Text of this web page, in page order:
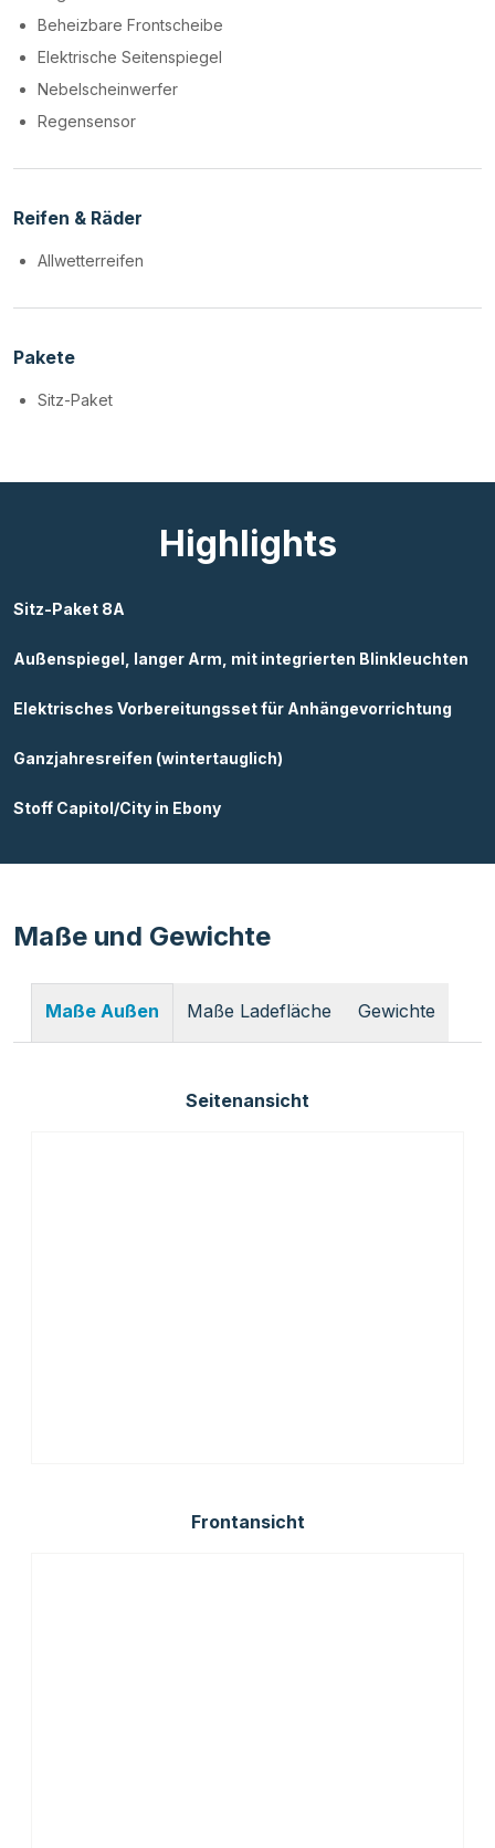
Beheizbare Frontscheibe
Elektrische Seitenspiegel
Nebelscheinwerfer
Regensensor
Reifen & Räder
Allwetterreifen
Pakete
Sitz-Paket
Highlights
Sitz-Paket 8A
Außenspiegel, langer Arm, mit integrierten Blinkleuchten
Elektrisches Vorbereitungsset für Anhängevorrichtung
Ganzjahresreifen (wintertauglich)
Stoff Capitol/City in Ebony
Maße und Gewichte
Maße Außen Maße Ladefläche Gewichte
Seitenansicht
Frontansicht